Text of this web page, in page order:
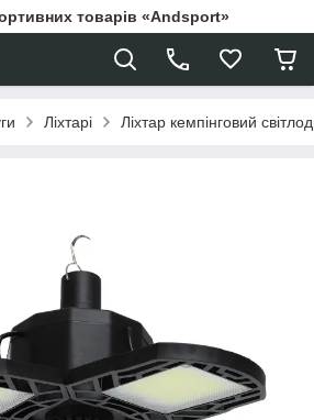
товарів «Andsport»
Ліхтарі Ліхтар кемпінговий